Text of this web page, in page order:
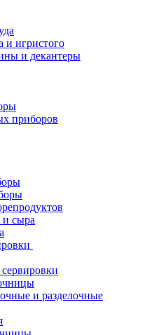
и игристого
и декантеры
приборов
сыра
и разделочные